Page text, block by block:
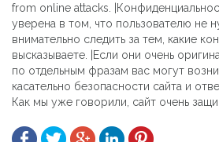
from online attacks.
уверена в том, что пользователю не
внимательно следить за тем, какие
высказываете. |Если они очень
по отдельным фразам вас могут
касательно безопасности сайта и
Как мы уже говорили, сайт очень